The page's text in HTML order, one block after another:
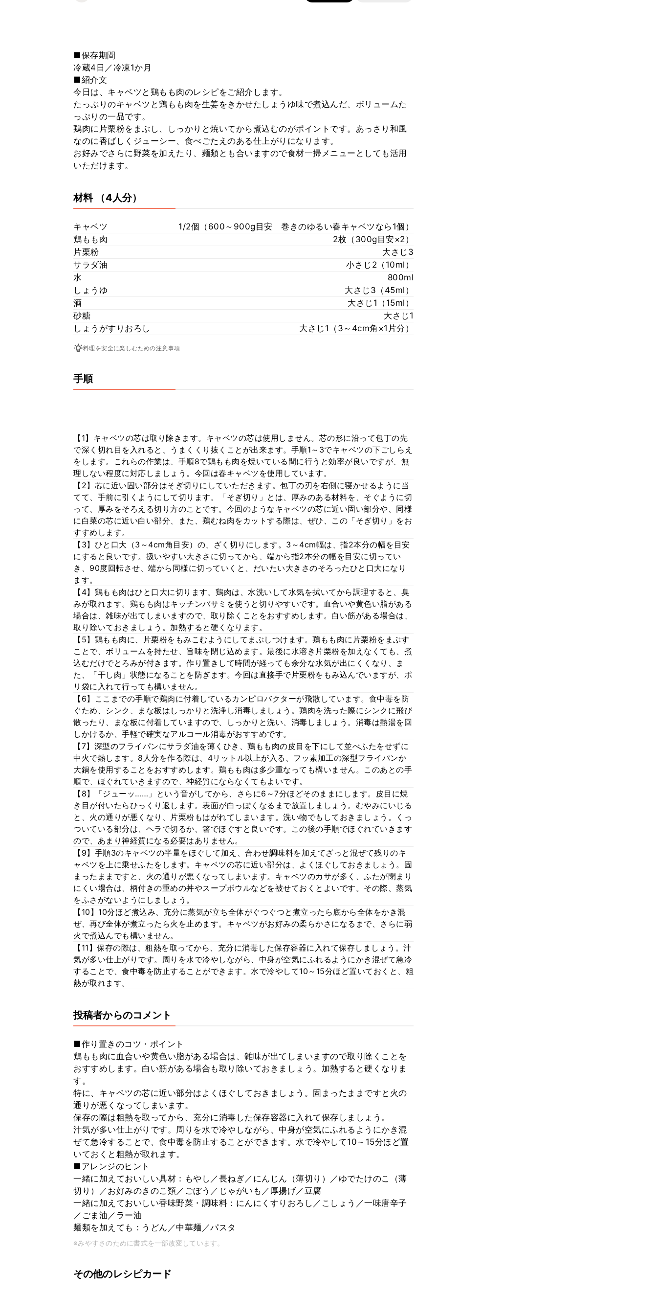
■保存期間
冷蔵4日／冷凍1か月
■紹介文
今日は、キャベツと鶏もも肉のレシピをご紹介します。
たっぷりのキャベツと鶏もも肉を生姜をきかせたしょうゆ味で煮込んだ、ボリュームた
っぷりの一品です。
鶏肉に片栗粉をまぶし、しっかりと焼いてから煮込むのがポイントです。あっさり和風
なのに香ばしくジューシー、食べごたえのある仕上がりになります。
お好みでさらに野菜を加えたり、麺類とも合いますので食材一掃メニューとしても活用
いただけます。
材料 （4人分）
キャベツ
1/2個（600～900g目安 巻きのゆるい春キャベツなら1個）
鶏もも肉
2枚（300g目安×2）
片栗粉
大さじ3
サラダ油
小さじ2（10ml）
水
800ml
しょうゆ
大さじ3（45ml）
酒
大さじ1（15ml）
砂糖
大さじ1
しょうがすりおろし
大さじ1（3～4cm角×1片分）
料理を安全に楽しむための注意事項
手順
【1】キャベツの芯は取り除きます。キャベツの芯は使用しません。芯の形に沿って包丁の先
で深く切れ目を入れると、うまくくり抜くことが出来ます。手順1～3でキャベツの下ごしらえ
をします。これらの作業は、手順8で鶏もも肉を焼いている間に行うと効率が良いですが、無
理しない程度に対応しましょう。今回は春キャベツを使用しています。
【2】芯に近い固い部分はそぎ切りにしていただきます。包丁の刃を右側に寝かせるように当
てて、手前に引くようにして切ります。「そぎ切り」とは、厚みのある材料を、そぐように切
って、厚みをそろえる切り方のことです。今回のようなキャベツの芯に近い固い部分や、同様
に白菜の芯に近い白い部分、また、鶏むね肉をカットする際は、ぜひ、この「そぎ切り」をお
すすめします。
【3】ひと口大（3～4cm角目安）の、ざく切りにします。3～4cm幅は、指2本分の幅を目安
にすると良いです。扱いやすい大きさに切ってから、端から指2本分の幅を目安に切ってい
き、90度回転させ、端から同様に切っていくと、だいたい大きさのそろったひと口大になり
ます。
【4】鶏もも肉はひと口大に切ります。鶏肉は、水洗いして水気を拭いてから調理すると、臭
みが取れます。鶏もも肉はキッチンバサミを使うと切りやすいです。血合いや黄色い脂がある
場合は、雑味が出てしまいますので、取り除くことをおすすめします。白い筋がある場合は、
取り除いておきましょう。加熱すると硬くなります。
【5】鶏もも肉に、片栗粉をもみこむようにしてまぶしつけます。鶏もも肉に片栗粉をまぶす
ことで、ボリュームを持たせ、旨味を閉じ込めます。最後に水溶き片栗粉を加えなくても、煮
込むだけでとろみが付きます。作り置きして時間が経っても余分な水気が出にくくなり、ま
た、「干し肉」状態になることを防ぎます。今回は直接手で片栗粉をもみ込んでいますが、ポ
リ袋に入れて行っても構いません。
【6】ここまでの手順で鶏肉に付着しているカンピロバクターが飛散しています。食中毒を防
ぐため、シンク、まな板はしっかりと洗浄し消毒しましょう。鶏肉を洗った際にシンクに飛び
散ったり、まな板に付着していますので、しっかりと洗い、消毒しましょう。消毒は熱湯を回
しかけるか、手軽で確実なアルコール消毒がおすすめです。
【7】深型のフライパンにサラダ油を薄くひき、鶏もも肉の皮目を下にして並べふたをせずに
中火で熱します。8人分を作る際は、4リットル以上が入る、フッ素加工の深型フライパンか
大鍋を使用することをおすすめします。鶏もも肉は多少重なっても構いません。このあとの手
順で、ほぐれていきますので、神経質にならなくてもよいです。
【8】「ジューッ……」という音がしてから、さらに6～7分ほどそのままにします。皮目に焼
き目が付いたらひっくり返します。表面が白っぽくなるまで放置しましょう。むやみにいじる
と、火の通りが悪くなり、片栗粉もはがれてしまいます。洗い物でもしておきましょう。くっ
ついている部分は、ヘラで切るか、箸でほぐすと良いです。この後の手順でほぐれていきます
ので、あまり神経質になる必要はありません。
【9】手順3のキャベツの半量をほぐして加え、合わせ調味料を加えてざっと混ぜて残りのキ
ャベツを上に乗せふたをします。キャベツの芯に近い部分は、よくほぐしておきましょう。固
まったままですと、火の通りが悪くなってしまいます。キャベツのカサが多く、ふたが閉まり
にくい場合は、柄付きの重めの丼やスープボウルなどを被せておくとよいです。その際、蒸気
をふさがないようにしましょう。
【10】10分ほど煮込み、充分に蒸気が立ち全体がぐつぐつと煮立ったら底から全体をかき混
ぜ、再び全体が煮立ったら火を止めます。キャベツがお好みの柔らかさになるまで、さらに弱
火で煮込んでも構いません。
【11】保存の際は、粗熱を取ってから、充分に消毒した保存容器に入れて保存しましょう。汁
気が多い仕上がりです。周りを水で冷やしながら、中身が空気にふれるようにかき混ぜて急冷
することで、食中毒を防止することができます。水で冷やして10～15分ほど置いておくと、粗
熱が取れます。
投稿者からのコメント
■作り置きのコツ・ポイント
鶏もも肉に血合いや黄色い脂がある場合は、雑味が出てしまいますので取り除くことを
おすすめします。白い筋がある場合も取り除いておきましょう。加熱すると硬くなりま
す。
特に、キャベツの芯に近い部分はよくほぐしておきましょう。固まったままですと火の
通りが悪くなってしまいます。
保存の際は粗熱を取ってから、充分に消毒した保存容器に入れて保存しましょう。
汁気が多い仕上がりです。周りを水で冷やしながら、中身が空気にふれるようにかき混
ぜて急冷することで、食中毒を防止することができます。水で冷やして10～15分ほど置
いておくと粗熱が取れます。
■アレンジのヒント
一緒に加えておいしい具材：もやし／長ねぎ／にんじん（薄切り）／ゆでたけのこ（薄
切り）／お好みのきのこ類／ごぼう／じゃがいも／厚揚げ／豆腐
一緒に加えておいしい香味野菜・調味料：にんにくすりおろし／こしょう／一味唐辛子
／ごま油／ラー油
麺類を加えても：うどん／中華麺／パスタ
※みやすさのために書式を一部改変しています。
その他のレシピカード